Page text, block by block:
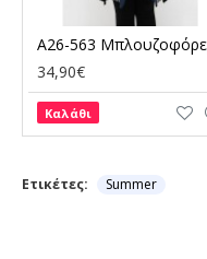
34,90€
Καλάθι
Ετικέτες: Summer